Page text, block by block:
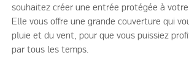
souhaitez créer une entrée protégée à
Elle vous offre une grande couverture qui
pluie et du vent, pour que vous puissiez
par tous les temps.